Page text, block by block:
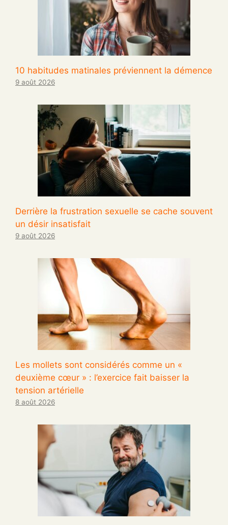
10 habitudes matinales préviennent la démence
9 août 2026
Derrière la frustration sexuelle se cache souvent
un désir insatisfait
9 août 2026
Les mollets sont considérés comme un «
deuxième cœur » : l’exercice fait baisser la
tension artérielle
8 août 2026